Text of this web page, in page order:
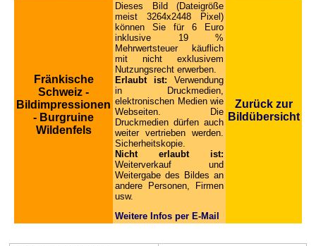
Fränkische
Schweiz -
Bildimpressionen
- Burgruine
Wildenfels
Dieses Bild (Dateigröße
meist 3264x2448 Pixel)
können Sie für 6 Euro
inklusive 19 %
Mehrwertsteuer käuflich
mit nicht exklusivem
Nutzungsrecht erwerben.
Erlaubt ist: Verwendung
in Druckmedien,
elektronischen Medien wie
Webseiten. Die
Druckmedien dürfen auch
weiter vertrieben werden.
Sicherheitskopie.
Nicht erlaubt ist:
Weiterverkauf und
Weitergabe des Bildes an
andere Personen, Firmen
usw.
Weitere Infos per E-Mail
Zurück zur
Bildübersicht